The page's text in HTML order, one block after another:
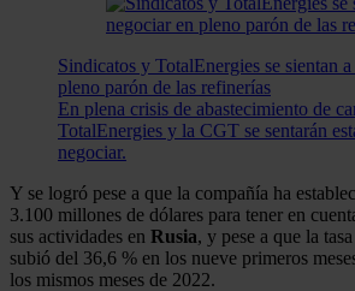
Sindicatos y TotalEnergies se sientan
pleno parón de las refinerías
En plena crisis de abastecimiento de
TotalEnergies y la CGT se sentarán
negociar.
Y se logró pese a que la compañía ha
3.100 millones de dólares para tener en
sus actividades en Rusia, y pese a que la
subió del 36,6 % en los nueve primeros
los mismos meses de 2022.